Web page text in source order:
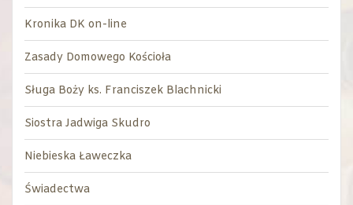
Kronika DK on-line
Zasady Domowego Kościoła
Sługa Boży ks. Franciszek Blachnicki
Siostra Jadwiga Skudro
Niebieska Ławeczka
Świadectwa